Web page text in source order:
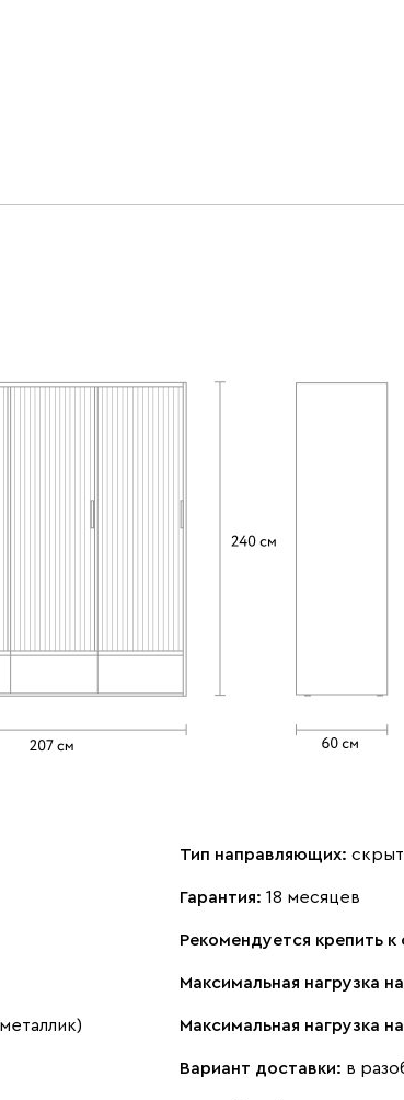
Тип направляющих:
Гарантия: 18 месяцев
Рекомендуется крепить к
Максимальная нагрузка
Максимальная нагрузка
Вариант доставки: в